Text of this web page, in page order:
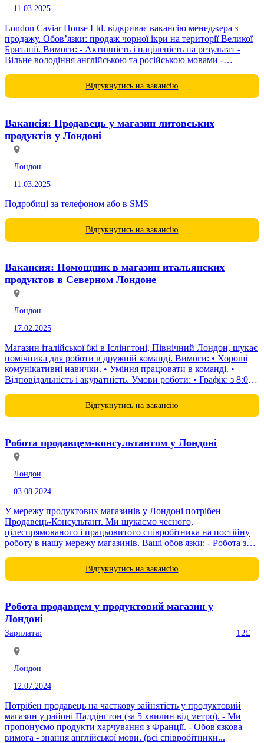
11.03.2025
London Caviar House Ltd. відкриває вакансію менеджера з
продажу. Обов’язки: продаж чорної ікри на території Великої
Британії. Вимоги: - Активність і націленість на результат -
Вільне володіння англійською та російською мовами -
Відгукнутись на вакансію
Вакансія: Продавець у магазин литовських
продуктів у Лондоні
Лондон
11.03.2025
Подробиці за телефоном або в SMS
Відгукнутись на вакансію
Вакансия: Помощник в магазин итальянских
продуктов в Северном Лондоне
Лондон
17.02.2025
Магазин італійської їжі в Іслінгтоні, Північний Лондон, шукає
помічника для роботи в дружній команді. Вимоги: • Хороші
комунікативні навички. • Уміння працювати в команді. •
Відповідальність і акуратність. Умови роботи: • Графік: з 8:00
Відгукнутись на вакансію
Робота продавцем-консультантом у Лондоні
Лондон
03.08.2024
У мережу продуктових магазинів у Лондоні потрібен
Продавець-Консультант. Ми шукаємо чесного,
цілеспрямованого і працьовитого співробітника на постійну
роботу в нашу мережу магазинів. Ваші обов'язки: - Робота з
і...
Відгукнутись на вакансію
Робота продавцем у продуктовий магазин у
Лондоні
Зарплата: 12£
Лондон
12.07.2024
Потрібен продавець на часткову зайнятість у продуктовий
магазин у районі Паддінгтон (за 5 хвилин від метро). - Ми
пропонуємо продукти харчування з Франції. - Обов'язкова
вимога - знання англійської мови. (всі співробітники...